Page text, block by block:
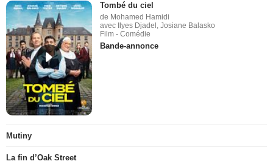
Tombé du ciel
de Mohamed Hamidi
avec Ilyes Djadel, Josiane Balasko
Film - Comédie
Bande-annonce
Mutiny
La fin d’Oak Street